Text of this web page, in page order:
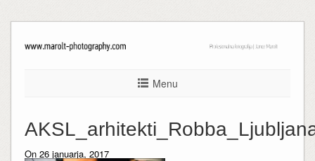
Menu
On 26 januarja, 2017